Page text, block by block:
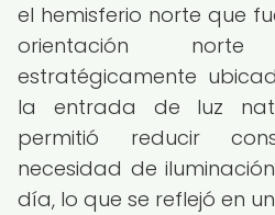
el hemisferio norte que
orientación
estratégicamente
la entrada de luz
permitió reducir
necesidad de
día, lo que se reflejó en